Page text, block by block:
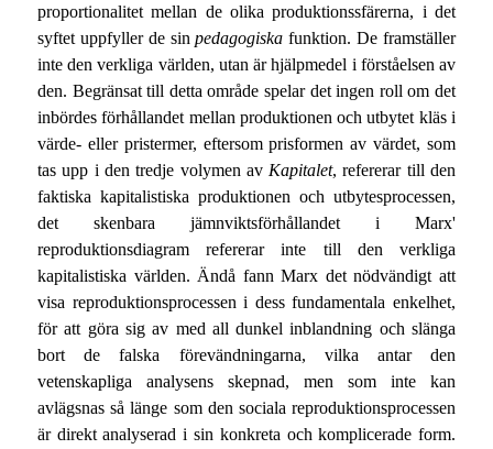
proportionalitet mellan de olika produktionssfärerna, i det
syftet uppfyller de sinpedagogiska funktion. De framställer
inte den verkliga världen, utan är hjälpmedel i förståelsen av
den. Begränsat till detta område spelar det ingen roll om det
inbördes förhållandet mellan produktionen och utbytet kläs i
värde- eller pristermer, eftersom prisformen av värdet, som
tas upp i den tredje volymen av Kapitalet, refererar till den
faktiska kapitalistiska produktionen och utbytesprocessen,
det skenbara jämnviktsförhållandet i Marx'
reproduktionsdiagram refererar inte till den verkliga
kapitalistiska världen. Ändå fann Marx det nödvändigt att
visa reproduktionsprocessen i dess fundamentala enkelhet,
för att göra sig av med all dunkel inblandning och slänga
bort de falska förevändningarna, vilka antar den
vetenskapliga analysens skepnad, men som inte kan
avlägsnas så länge som den sociala reproduktionsprocessen
är direkt analyserad i sin konkreta och komplicerade form.